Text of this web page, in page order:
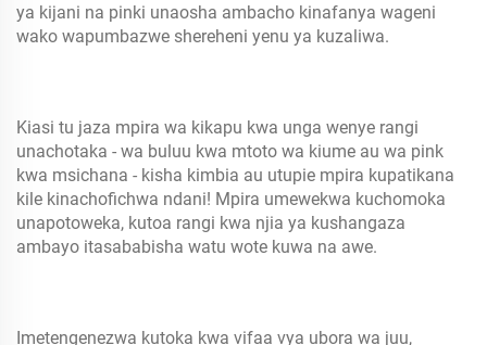
ya kijani na pinki unaosha ambacho kinafanya wageni
wako wapumbazwe shereheni yenu ya kuzaliwa.
Kiasi tu jaza mpira wa kikapu kwa unga wenye rangi
unachotaka - wa buluu kwa mtoto wa kiume au wa pink
kwa msichana - kisha kimbia au utupie mpira kupatikana
kile kinachofichwa ndani! Mpira umewekwa kuchomoka
unapotoweka, kutoa rangi kwa njia ya kushangaza
ambayo itasababisha watu wote kuwa na awe.
Imetengenezwa kutoka kwa vifaa vya ubora wa juu,